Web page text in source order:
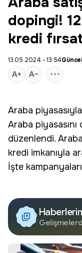
dopingi!
kredi
13.05.2024 - 13:54
Araba
Araba
düzenlendi.
kredi imkanıyla
İşte
Edin